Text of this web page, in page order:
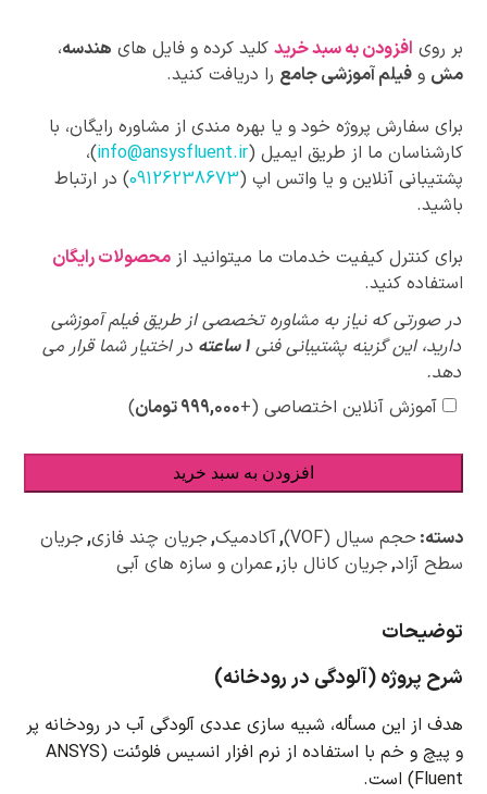
بر روی افزودن به سبد خرید کلید کرده و فایل های هندسه،
مش وفیلم آموزشی جامع را دریافت کنید.
برای سفارش پروژه خود و یا بهره مندی از مشاوره رایگان، با
کارشناسان ما از طریق ایمیل (info@ansysfluent.ir)،
پشتیبانی آنلاین و یا واتس اپ (09126238673) در ارتباط
باشید.
برای کنترل کیفیت خدمات ما میتوانید ازمحصولات رایگان
استفاده کنید.
پیشنهادات
ویژه
در صورتی که نیاز به مشاوره تخصصی از طریق فیلم آموزشی
دارید، این گزینه پشتیبانی فنی1 ساعته
در اختیار شما قرار می
دهد.
آموزش آنلاین اختصاصی (+۹۹۹,۰۰۰تومان)
افزودن به سبد خرید
دسته: حجم سیال (VOF) ,آکادمیک,جریان چند فازی,جریان
سطح آزاد,جریان کانال باز,عمران و سازه های آبی
توضیحات
شرح پروژه (آلودگی در رودخانه)
هدف از این مسأله، شبیه سازی عددی آلودگی آب در رودخانه پر
و پیچ و خم با استفاده از نرم افزار انسیس فلوئنت (ANSYS
Fluent) است.